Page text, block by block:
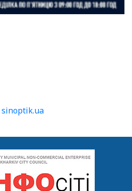
sinoptik.ua